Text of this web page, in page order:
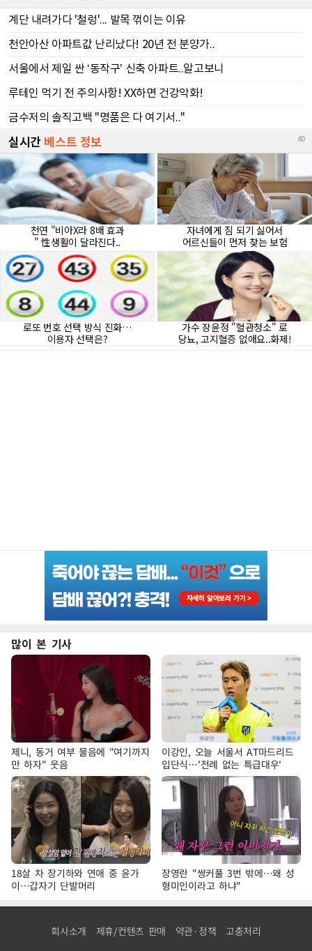
많이 본 기사
제니, 동거 여부 물음에 "여기까지
만 하자" 웃음
이강인, 오늘 서울서 AT마드리드
입단식…'전례 없는 특급대우'
18살 차 장기하와 연애 중 윤가
이…갑자기 단발머리
장영란 "쌍커풀 3번 밖에…왜 성
형미인이라고 하냐"
회사소개 제휴/컨텐츠 판매 약관·정책 고충처리